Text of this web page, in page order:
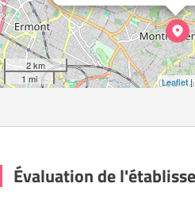
2 km
1 mi
Leaflet|
Évaluation de